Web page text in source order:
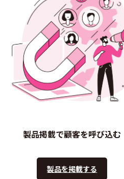
製品掲載で顧客を呼び込む
製品を掲載する